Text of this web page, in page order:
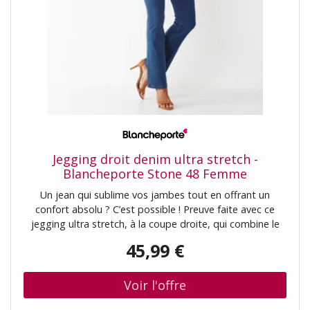
et européen.
Jegging droit denim ultra stretch -
Blancheporte Stone 48 Femme
Un jean qui sublime vos jambes tout en offrant un
confort absolu ? C’est possible ! Preuve faite avec ce
jegging ultra stretch, à la coupe droite, qui combine le
look parfait et une sensation de liberté ! Qui a dit qu'on
environComposition• Denim ultra stretch 70% coton,
28% polyester, 2% élasthanneDescription• Denim ultra
45,99 €